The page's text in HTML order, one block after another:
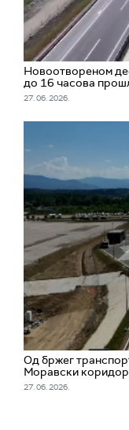
Новоотвореном
до 16 часова
27. 06. 2026.
Од бржег
Моравски
27. 06. 2026.